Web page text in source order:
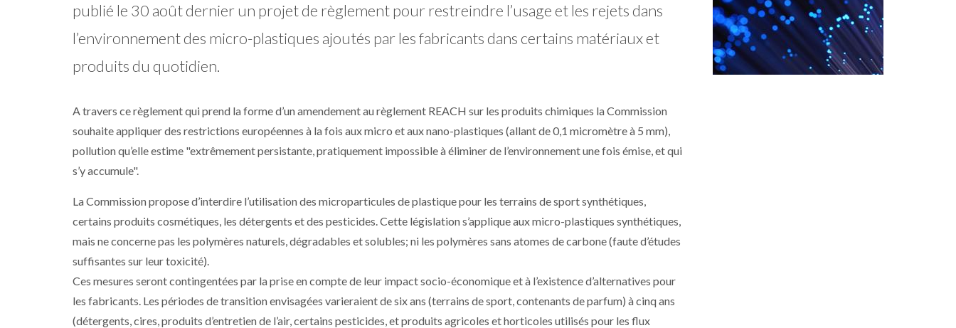
publié le 30 août dernier un projet de règlement pour restreindre l’usage et les rejets dans
l’environnement des micro-plastiques ajoutés par les fabricants dans certains matériaux et
produits du quotidien.
A travers ce règlement qui prend la forme d’un amendement au règlement REACH sur les produits chimiques la Commission
souhaite appliquer des restrictions européennes à la fois aux micro et aux nano-plastiques (allant de 0,1 micromètre à 5 mm),
pollution qu’elle estime "extrêmement persistante, pratiquement impossible à éliminer de l’environnement une fois émise, et qui
s’y accumule".
La Commission propose d’interdire l’utilisation des microparticules de plastique pour les terrains de sport synthétiques,
certains produits cosmétiques, les détergents et des pesticides. Cette législation s’applique aux micro-plastiques synthétiques,
mais ne concerne pas les polymères naturels, dégradables et solubles; ni les polymères sans atomes de carbone (faute d’études
suffisantes sur leur toxicité).
Ces mesures seront contingentées par la prise en compte de leur impact socio-économique et à l’existence d’alternatives pour
les fabricants. Les périodes de transition envisagées varieraient de six ans (terrains de sport, contenants de parfum) à cinq ans
(détergents, cires, produits d’entretien de l’air, certains pesticides, et produits agricoles et horticoles utilisés pour les flux